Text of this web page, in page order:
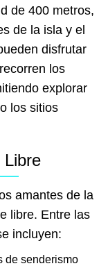
de 400 metros,
de la isla y el
disfrutar
los
explorar
los sitios
Libre
amantes de la
libre. Entre las
incluyen:
de senderismo